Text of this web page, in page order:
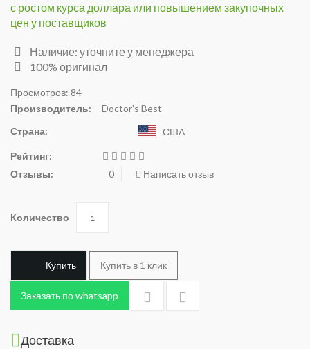
с ростом курса доллара или повышением закупочных
цен у поставщиков
Наличие: уточните у менеджера
100% оригинал
Просмотров: 84
Производитель:
Doctor's Best
Страна:
США
Рейтинг:
Отзывы:
0 Написать отзыв
Количество
Купить Купить в 1 клик
Заказать по whatsapp
Доставка